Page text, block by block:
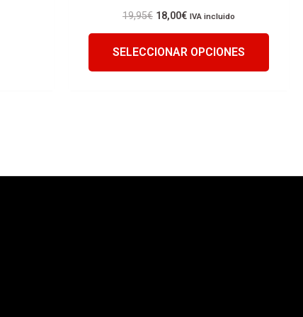
19,95€ 18,00€ IVA incluido
SELECCIONAR OPCIONES